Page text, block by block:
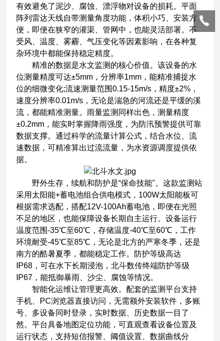
有效避免了泥沙、腐蚀、漂浮物对设备的损耗。平面
阵列雷达天线自带测量角度功能，体积小巧、安装方
便，即便在狭窄的灌渠、管网中，也能灵活部署。不
受风、温度、雾霾、气压变化等因素影响，在各种复
杂环境中都能保持稳定精度。
精准的数据是水文监测的核心价值。该设备的水
位测量精度可达±5mm，分辨率1mm，能精准捕捉水
位的细微变化;流速测量范围0.15-15m/s，精度±2%，
速度分辨率0.01m/s，无论是湍急的河流还是平缓的溪
流，都能精准测量。雨量监测同样出色，测量精度
±0.2mm，能实时掌握降雨强度，为防汛预警提供可靠
数据支撑。通过科学的流量计算公式，结合水位、流
速数据，可精准算出过流流量，为水资源调度提供依
据。
野外生存，续航和防护是“保命技能"。这款监测站
采用太阳能+蓄电池组合供电模式，100W太阳能板可
根据需求选配，搭配12V-100Ah蓄电池，即便在光照
不足的地区，也能保障设备长期自主运行。设备运行
温度范围-35℃至60℃，存储温度-40℃至60℃，工作
环境耐受-45℃至85℃，无论是北方的严寒冬季，还是
南方的酷暑夏季，都能稳定工作。防护等级高达
IP68，可在水下长期浸泡，北斗数传终端防护等级
IP67，能抵御暴雨、沙尘、腐蚀等情况。
智能化运维让管理更高效。配套的监测平台支持
手机、PC浏览器直接访问，无需额外安装软件，多账
号、多设备同时登录，实时数据、历史数据一目了
然。平台具备地图定位功能，可直观查看设备位置及
运行状态，支持短信报警、阈值设置、数据曲线分